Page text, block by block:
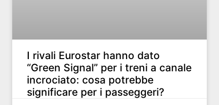
I rivali Eurostar hanno dato
“Green Signal” per i treni a canale
incrociato: cosa potrebbe
significare per i passeggeri?